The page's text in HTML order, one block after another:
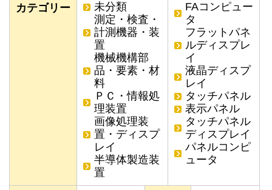
カテゴリー
未分類
測定・検査・
計測機器・装
置
機械機構部
品・要素・材
料
ＰＣ・情報処
理装置
画像処理装
置・ディスプ
レイ
半導体製造装
置
FAコンピュー
タ
フラットパネ
ルディスプレ
イ
液晶ディスプ
レイ
タッチパネル
表示パネル
タッチパネル
ディスプレイ
パネルコンピ
ュータ